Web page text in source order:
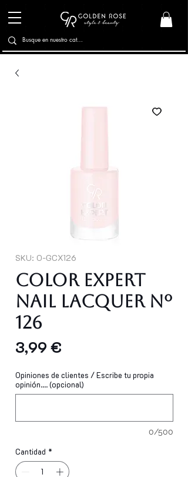
SKU: O-GCX126
Color Expert
Nail Lacquer Nº
126
3,99 €
Opiniones de clientes / Escribe tu propia
opinión.... (opcional)
0/500
Cantidad *